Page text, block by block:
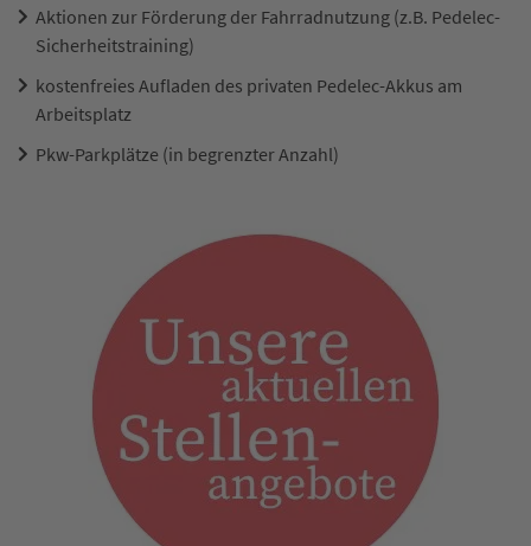
Aktionen zur Förderung der Fahrradnutzung (z.B. Pedelec-
Sicherheitstraining)
kostenfreies Aufladen des privaten Pedelec-Akkus am
Arbeitsplatz
Pkw-Parkplätze (in begrenzter Anzahl)